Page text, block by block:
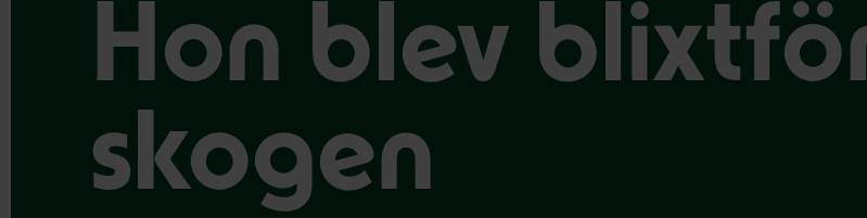
Hon blev
skogen